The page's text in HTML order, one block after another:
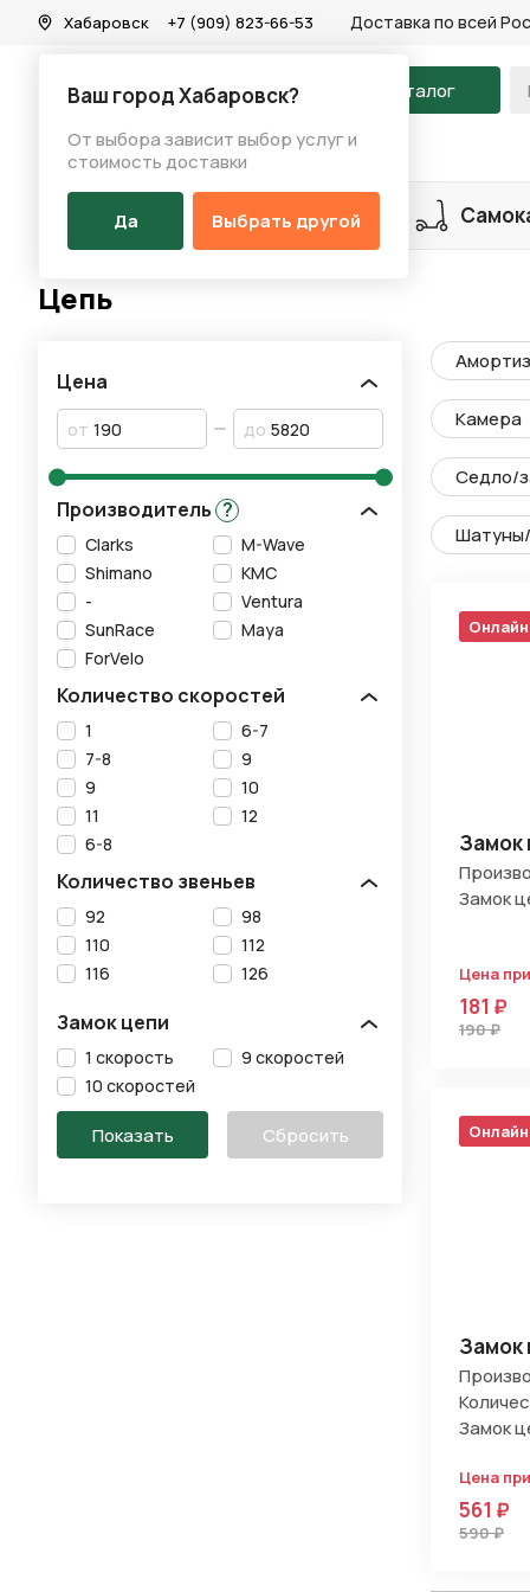
Хабаровск
Ваш город Хабаровск?
От выбора зависит выбор услуг и
стоимость доставки
Да Выбрать другой
+7 (909) 823-66-53 Доставка по всей
На главную Каталог
Каталог/Запчасти/Цепь
Разделы каталога
Велосипеды
Цепь
Цена
от до
Производитель ?
Clarks
M-Wave
Shimano
KMC
-
Ventura
SunRace
Maya
ForVelo
Количество скоростей
1
6-7
7-8
9
9
10
11
12
6-8
Количество звеньев
92
98
110
112
116
126
Замок цепи
1 скорость
9 скоростей
10 скоростей
Камера
Седло/
Замок
Замок
Цена
181 ₽
190 ₽
Замок
Замок
Цена
561 ₽
590 ₽